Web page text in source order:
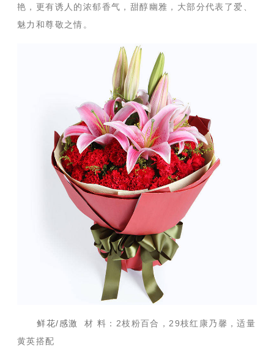
艳，更有诱人的浓郁香气，甜醇幽雅，大部分代表了爱、
魅力和尊敬之情。
鲜花/感激
材 料：2枝粉百合，29枝红康乃馨，适量
黄英搭配